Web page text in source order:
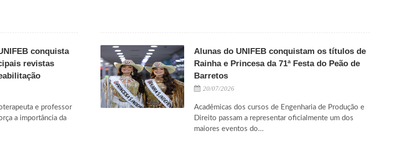
conquista
revistas
e professor
a importância da
Alunas do UNIFEB conquistam os títulos de
Rainha e Princesa da 71ª Festa do Peão de
Barretos
20/07/2026
Acadêmicas dos cursos de Engenharia de Produção e
Direito passam a representar oficialmente um dos
maiores eventos do...